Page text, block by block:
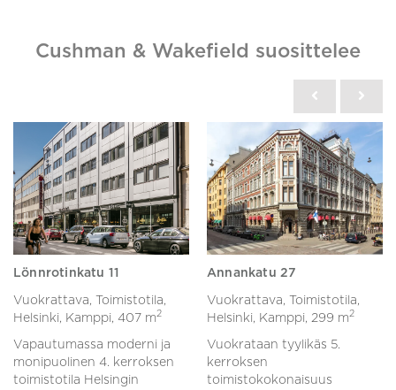
Cushman & Wakefield suosittelee
Lönnrotinkatu 11
Vuokrattava, Toimistotila,
Helsinki, Kamppi, 407 m2
Vapautumassa moderni ja
monipuolinen 4. kerroksen
toimistotila Helsingin
Annankatu 27
Vuokrattava, Toimistotila,
Helsinki, Kamppi, 299 m2
Vuokrataan tyylikäs 5.
kerroksen
toimistokokonaisuus